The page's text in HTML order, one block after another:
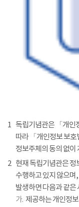
1 독립기념관은 「개인
따라 「개인정보 보호
정보주체의 동의 없이
2 현재 독립기념관은 정
수행하고 있지 않으며
발생하면 다음과 같은
가. 제공하는 개인정